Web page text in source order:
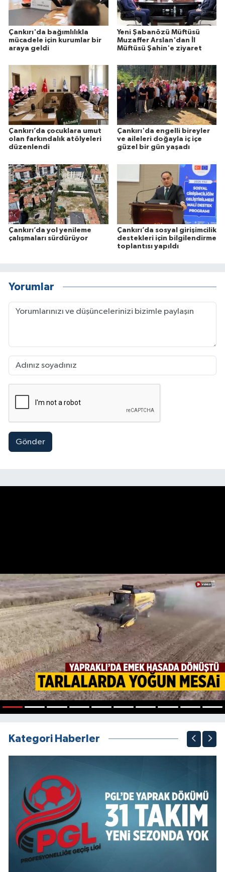
Çankırı'da bağımlılıkla
mücadele için kurumlar bir
araya geldi
Yeni Şabanözü Müftüsü
Muzaffer Arslan'dan İl
Müftüsü Şahin'e ziyaret
Çankırı’da çocuklara umut
olan farkındalık atölyeleri
düzenlendi
Çankırı'da engelli bireyler
ve aileleri doğayla iç içe
güzel bir gün yaşadı
Çankırı’da yol yenileme
çalışmaları sürdürüyor
Çankırı’da sosyal girişimcilik
destekleri için bilgilendirme
toplantısı yapıldı
Yorumlar
Gönder
Kategori Haberler